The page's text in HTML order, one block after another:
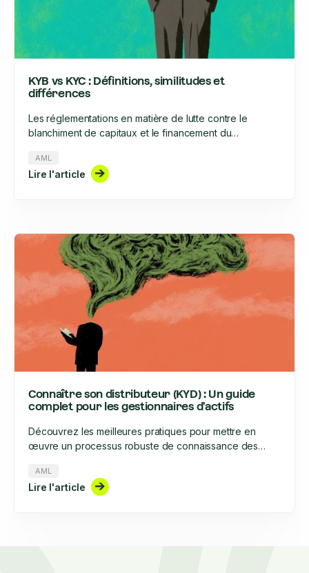
KYB vs KYC : Définitions, similitudes et
différences
Les réglementations en matière de lutte contre le
blanchiment de capitaux et le financement du
évoluent à un rythme sans précédent et exigent une
rigueur accrue. Cette rigueur concerne, entre autres,
AML
Lire l'article
Connaître son distributeur (KYD) : Un guide
complet pour les gestionnaires d'actifs
Découvrez les meilleures pratiques pour mettre en
œuvre un processus robuste de connaissance des
AML
Lire l'article